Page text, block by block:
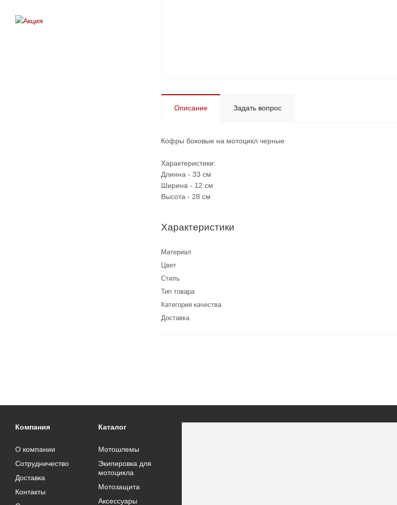
Описание Задать вопрос
Кофры боковые на мотоцикл черные
Характеристики:
Длинна - 33 см
Ширина - 12 см
Высота - 28 см
Характеристики
Материал
Цвет
Стиль
Тип товара
Категория качества
Доставка
Компания
О компании
Сотрудничество
Доставка
Контакты
Каталог
Мотошлемы
Экипировка для
мотоцикла
Мотозащита
Аксессуары